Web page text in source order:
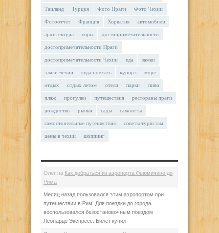
Таиланд Турция Фото Праги Фото Чехии
Фотоотчет Франция Хорватия автомобили
архитектура горы достопримечательности
достопримечательности Праги
достопримечательности Чехии еда замки
замки чехии куда поехать курорт море
отдых отдых летом отели парки пиво
пляж прогулки путешествия рестораны праги
рождество рынки сады самолеты
самостоятельные путешествия советы туристам
цены в чехии шоппинг
Олег на Как добраться из аэропорта Фьюмичино до
Рима
Месяц назад пользовался этим аэропортом при
путешествии в Рим. Для поездки до города
воспользовался безостановочным поездом
Леонардо Экспресс. Билет купил